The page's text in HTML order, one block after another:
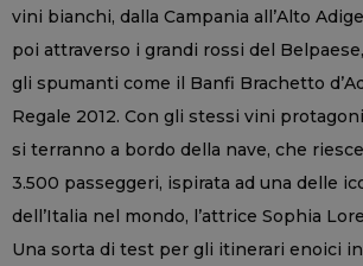
vini bianchi, dalla Campania all’Alto
poi attraverso i grandi rossi del
gli spumanti come il Banfi Brachetto
Regale 2012. Con gli stessi vini
si terranno a bordo della nave, che
3.500 passeggeri, ispirata ad una delle
dell’Italia nel mondo, l’attrice Sophia
Una sorta di test per gli itinerari enoici